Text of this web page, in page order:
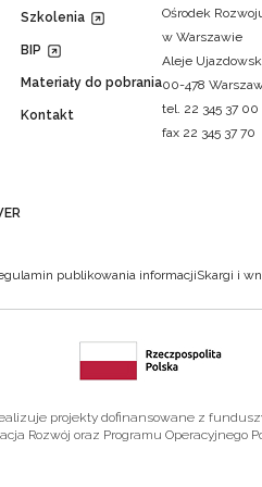
Szkolenia
BIP
Materiały do pobrania
Kontakt
Ośrodek
w Warszawie
Aleje
00-478
tel. 22 345 37 00
fax 22 345 37 70
publikowania informacjiSkargi i
projekty dofinansowane z
Rozwój oraz Programu Operacyjnego